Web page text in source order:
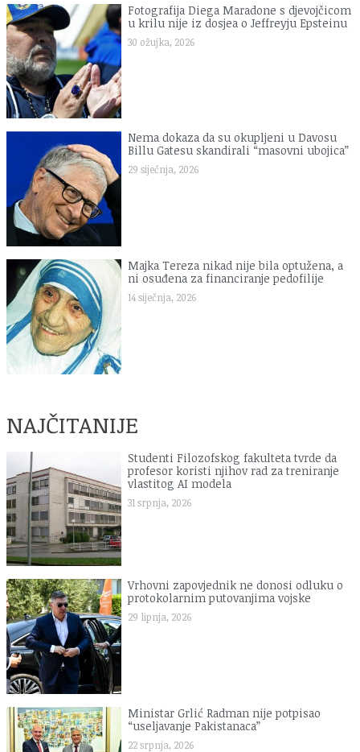
Fotografija Diega Maradone s djevojčicom
u krilu nije iz dosjea o Jeffreyju Epsteinu
30 ožujka, 2026
Nema dokaza da su okupljeni u Davosu
Billu Gatesu skandirali “masovni ubojica”
29 siječnja, 2026
Majka Tereza nikad nije bila optužena, a
ni osuđena za financiranje pedofilije
14 siječnja, 2026
NAJČITANIJE
Studenti Filozofskog fakulteta tvrde da
profesor koristi njihov rad za treniranje
vlastitog AI modela
31 srpnja, 2026
Vrhovni zapovjednik ne donosi odluku o
protokolarnim putovanjima vojske
29 lipnja, 2026
Ministar Grlić Radman nije potpisao
“useljavanje Pakistanaca”
22 srpnja, 2026